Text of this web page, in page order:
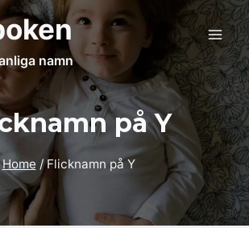
namn
på Y
Home / Flicknamn på Y